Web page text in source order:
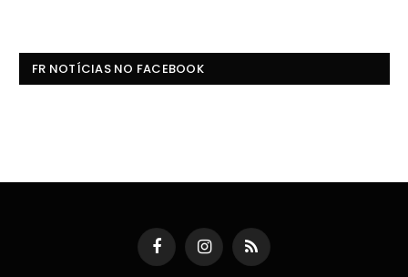
FR NOTÍCIAS NO FACEBOOK
FacebookInstagramRSS